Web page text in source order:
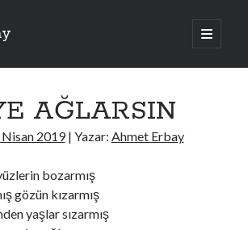
ana
menüyü
AĞLARSIN
2019| Yazar: Ahmet Erbay
bozarmış
gözün kızarmış
yaşlar sızarmış